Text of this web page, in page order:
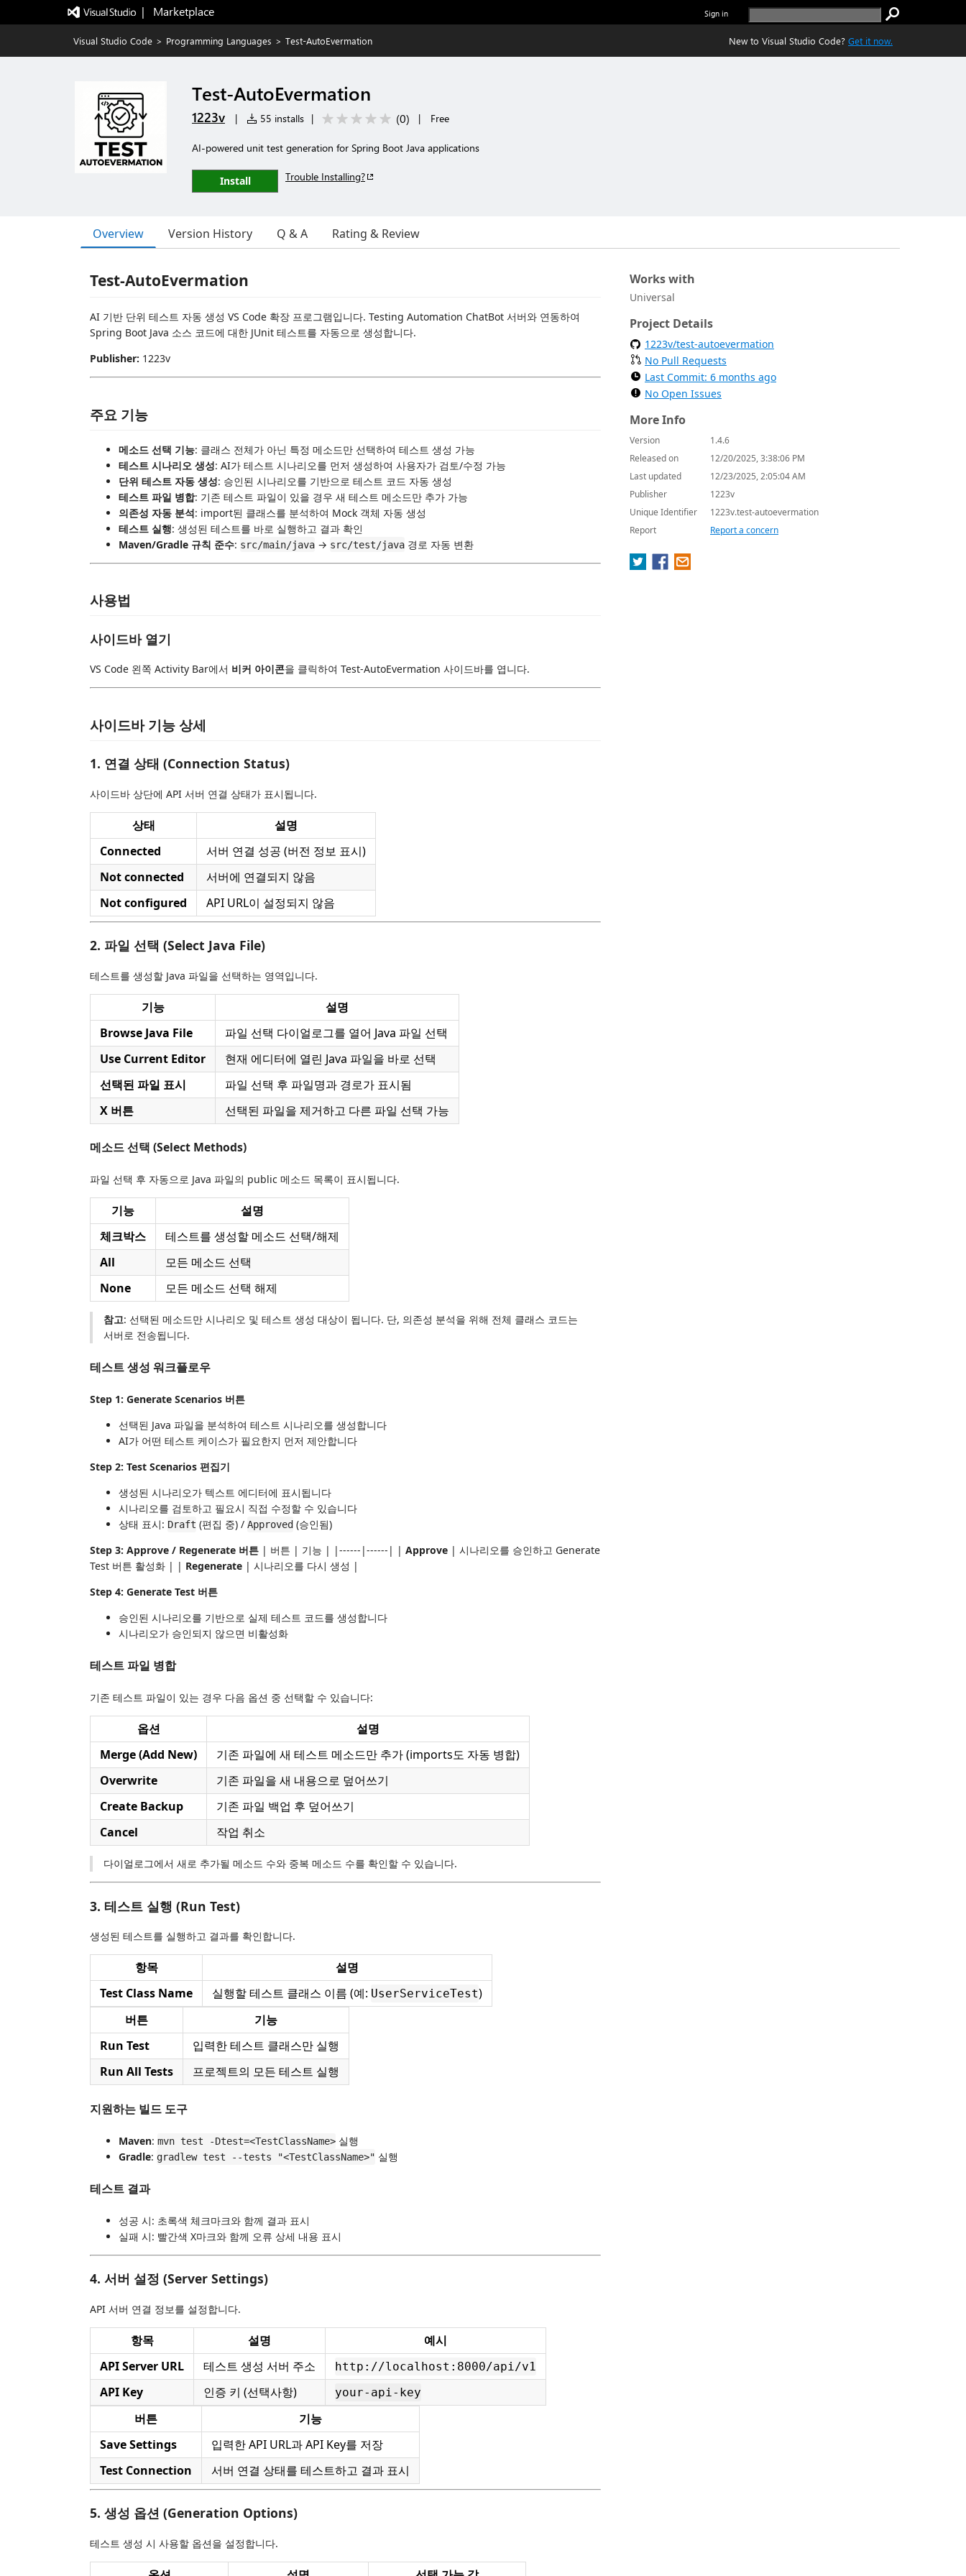
|   Marketplace Sign in
Visual Studio Code > Programming Languages > Test-AutoEvermation New to Visual Studio Code? Get it now.
Test-AutoEvermation
1223v | 55 installs | (0) | Free
AI-powered unit test generation for Spring Boot Java applications
Install Trouble Installing?
Overview Version History Q & A Rating & Review
Test-AutoEvermation
AI 기반 단위 테스트 자동 생성 VS Code 확장 프로그램입니다. Testing Automation ChatBot 서버와 연동하여
Spring Boot Java 소스 코드에 대한 JUnit 테스트를 자동으로 생성합니다.
Publisher: 1223v
주요 기능
메소드 선택 기능: 클래스 전체가 아닌 특정 메소드만 선택하여 테스트 생성 가능
테스트 시나리오 생성: AI가 테스트 시나리오를 먼저 생성하여 사용자가 검토/수정 가능
단위 테스트 자동 생성: 승인된 시나리오를 기반으로 테스트 코드 자동 생성
테스트 파일 병합: 기존 테스트 파일이 있을 경우 새 테스트 메소드만 추가 가능
의존성 자동 분석: import된 클래스를 분석하여 Mock 객체 자동 생성
테스트 실행: 생성된 테스트를 바로 실행하고 결과 확인
Maven/Gradle 규칙 준수: src/main/java → src/test/java 경로 자동 변환
사용법
사이드바 열기
VS Code 왼쪽 Activity Bar에서 비커 아이콘을 클릭하여 Test-AutoEvermation 사이드바를 엽니다.
사이드바 기능 상세
1. 연결 상태 (Connection Status)
사이드바 상단에 API 서버 연결 상태가 표시됩니다.
상태
설명
Connected
서버 연결 성공 (버전 정보 표시)
Not connected
서버에 연결되지 않음
Not configured
API URL이 설정되지 않음
2. 파일 선택 (Select Java File)
테스트를 생성할 Java 파일을 선택하는 영역입니다.
기능
설명
Browse Java File
파일 선택 다이얼로그를 열어 Java 파일 선택
Use Current Editor
현재 에디터에 열린 Java 파일을 바로 선택
선택된 파일 표시
파일 선택 후 파일명과 경로가 표시됨
X 버튼
선택된 파일을 제거하고 다른 파일 선택 가능
메소드 선택 (Select Methods)
파일 선택 후 자동으로 Java 파일의 public 메소드 목록이 표시됩니다.
기능
설명
체크박스
테스트를 생성할 메소드 선택/해제
All
모든 메소드 선택
None
모든 메소드 선택 해제
참고: 선택된 메소드만 시나리오 및 테스트 생성 대상이 됩니다. 단, 의존성 분석을 위해 전체 클래스 코드는
서버로 전송됩니다.
테스트 생성 워크플로우
Step 1: Generate Scenarios 버튼
선택된 Java 파일을 분석하여 테스트 시나리오를 생성합니다
AI가 어떤 테스트 케이스가 필요한지 먼저 제안합니다
Step 2: Test Scenarios 편집기
생성된 시나리오가 텍스트 에디터에 표시됩니다
시나리오를 검토하고 필요시 직접 수정할 수 있습니다
상태 표시: Draft (편집 중) / Approved (승인됨)
Step 3: Approve / Regenerate 버튼 | 버튼 | 기능 | |------|------| | Approve | 시나리오를 승인하고 Generate
Test 버튼 활성화 | | Regenerate | 시나리오를 다시 생성 |
Step 4: Generate Test 버튼
승인된 시나리오를 기반으로 실제 테스트 코드를 생성합니다
시나리오가 승인되지 않으면 비활성화
테스트 파일 병합
기존 테스트 파일이 있는 경우 다음 옵션 중 선택할 수 있습니다:
옵션
설명
Merge (Add New)
기존 파일에 새 테스트 메소드만 추가 (imports도 자동 병합)
Overwrite
기존 파일을 새 내용으로 덮어쓰기
Create Backup
기존 파일 백업 후 덮어쓰기
Cancel
작업 취소
다이얼로그에서 새로 추가될 메소드 수와 중복 메소드 수를 확인할 수 있습니다.
3. 테스트 실행 (Run Test)
생성된 테스트를 실행하고 결과를 확인합니다.
항목
설명
Test Class Name
실행할 테스트 클래스 이름 (예: UserServiceTest)
버튼
기능
Run Test
입력한 테스트 클래스만 실행
Run All Tests
프로젝트의 모든 테스트 실행
지원하는 빌드 도구
Maven: mvn test -Dtest=<TestClassName> 실행
Gradle: gradlew test --tests "<TestClassName>" 실행
테스트 결과
성공 시: 초록색 체크마크와 함께 결과 표시
실패 시: 빨간색 X마크와 함께 오류 상세 내용 표시
4. 서버 설정 (Server Settings)
API 서버 연결 정보를 설정합니다.
항목 설명
예시
API Server URL
테스트 생성 서버 주소 http://localhost:8000/api/v1
API Key 인증 키 (선택사항) your-api-key
버튼
기능
Save Settings
입력한 API URL과 API Key를 저장
Test Connection
서버 연결 상태를 테스트하고 결과 표시
5. 생성 옵션 (Generation Options)
테스트 생성 시 사용할 옵션을 설정합니다.
Works with
Universal
Project Details
1223v/test-autoevermation
No Pull Requests
Last Commit: 6 months ago
No Open Issues
More Info
Version
1.4.6
Released on
12/20/2025, 3:38:06 PM
Last updated
12/23/2025, 2:05:04 AM
Publisher
1223v
Unique Identifier
1223v.test-autoevermation
Report
Report a concern